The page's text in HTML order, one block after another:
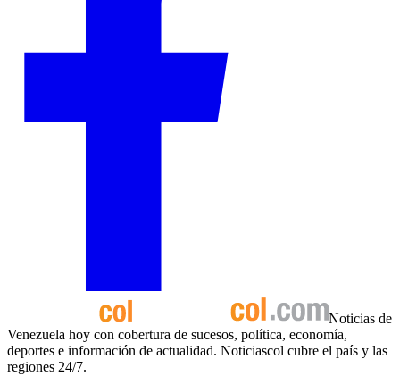
Noticias de
Venezuela hoy con cobertura de sucesos, política, economía,
deportes e información de actualidad. Noticiascol cubre el país y las
regiones 24/7.